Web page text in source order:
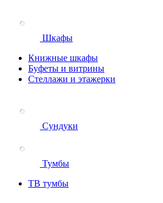
Шкафы
Книжные шкафы
Буфеты и витрины
Стеллажи и этажерки
Сундуки
Тумбы
ТВ тумбы